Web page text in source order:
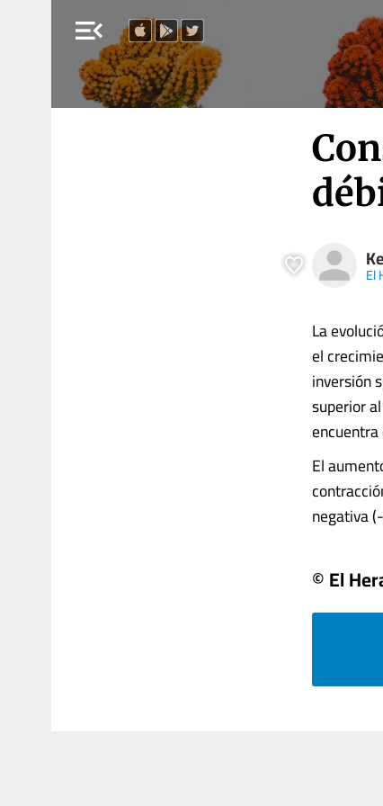
menu_open
El
La
el
inversión
superior
encuentra
El
negativa
© El